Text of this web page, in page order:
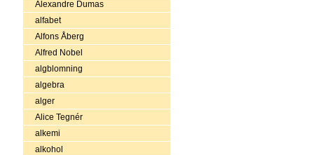
Alexandre Dumas
alfabet
Alfons Åberg
Alfred Nobel
algblomning
algebra
alger
Alice Tegnér
alkemi
alkohol